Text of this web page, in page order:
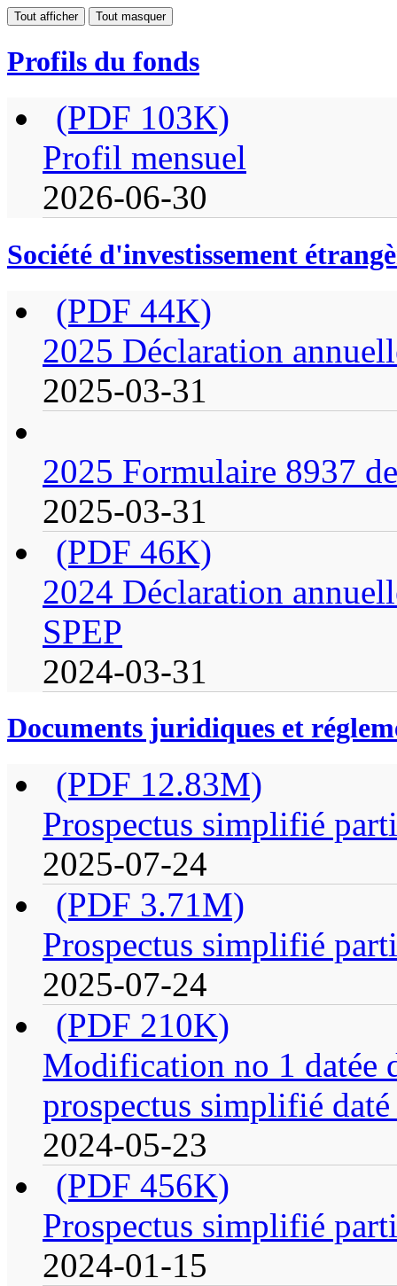
Tout afficher Tout masquer
Profils du fonds
(PDF 103K)
Profil mensuel
2026-06-30
Société d'investissement
(PDF 44K)
2025 Déclaration
2025-03-31
2025 Formulaire 8937
2025-03-31
(PDF 46K)
2024 Déclaration
SPEP
2024-03-31
Documents juridiques et
(PDF 12.83M)
Prospectus simplifié
2025-07-24
(PDF 3.71M)
Prospectus simplifié
2025-07-24
(PDF 210K)
Modification no 1 datée
prospectus simplifié
2024-05-23
(PDF 456K)
Prospectus simplifié
2024-01-15